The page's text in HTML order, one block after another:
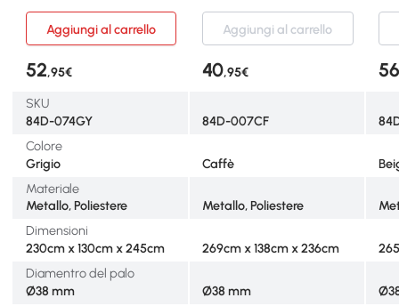
Aggiungi al carrello
Aggiungi al carrello
52,95€ 40,95€
SKU
84D-074GY
84D-007CF
Colore
Grigio
Caffè
Materiale
Metallo, Poliestere
Metallo, Poliestere
Dimensioni
230cm x 130cm x 245cm
269cm x 138cm x 236cm
Diamentro del palo
Ø38 mm
Ø38 mm